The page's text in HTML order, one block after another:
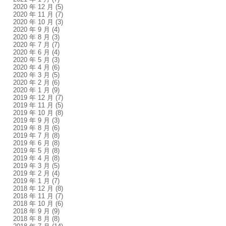
2020 年 12 月 (5)
2020 年 11 月 (7)
2020 年 10 月 (3)
2020 年 9 月 (4)
2020 年 8 月 (3)
2020 年 7 月 (7)
2020 年 6 月 (4)
2020 年 5 月 (3)
2020 年 4 月 (6)
2020 年 3 月 (5)
2020 年 2 月 (6)
2020 年 1 月 (9)
2019 年 12 月 (7)
2019 年 11 月 (5)
2019 年 10 月 (8)
2019 年 9 月 (3)
2019 年 8 月 (6)
2019 年 7 月 (8)
2019 年 6 月 (8)
2019 年 5 月 (8)
2019 年 4 月 (8)
2019 年 3 月 (5)
2019 年 2 月 (4)
2019 年 1 月 (7)
2018 年 12 月 (8)
2018 年 11 月 (7)
2018 年 10 月 (6)
2018 年 9 月 (9)
2018 年 8 月 (8)